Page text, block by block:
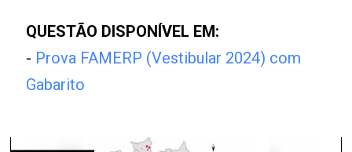
QUESTÃO DISPONÍVEL EM:
- Prova FAMERP (Vestibular 2024) com
Gabarito